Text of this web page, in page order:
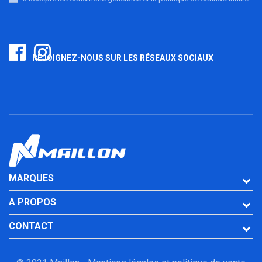
REJOIGNEZ-NOUS SUR LES RÉSEAUX SOCIAUX
MARQUES
A PROPOS
CONTACT